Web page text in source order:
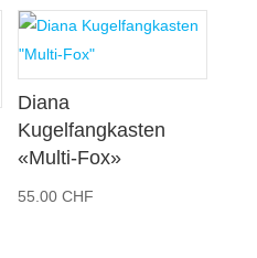
Diana
Kugelfangkasten
«Multi-Fox»
55.00CHF